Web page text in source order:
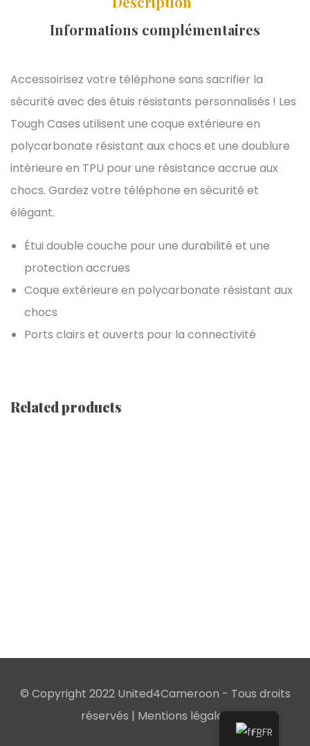
Informations complémentaires
Accessoirisez votre téléphone sans sacrifier la
sécurité avec des étuis résistants personnalisés ! Les
Tough Cases utilisent une coque extérieure en
polycarbonate résistant aux chocs et une doublure
intérieure en TPU pour une résistance accrue aux
chocs. Gardez votre téléphone en sécurité et
élégant.
Étui double couche pour une durabilité et une
protection accrues
Coque extérieure en polycarbonate résistant aux
chocs
Ports clairs et ouverts pour la connectivité
Related products
Sac À Dos [ Lions | White ]
© Copyright 2022 United4Cameroon - Tous droits
réservés | Mentions légales
FR